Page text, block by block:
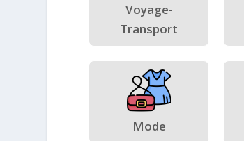
Voyage-
Transport
Mode